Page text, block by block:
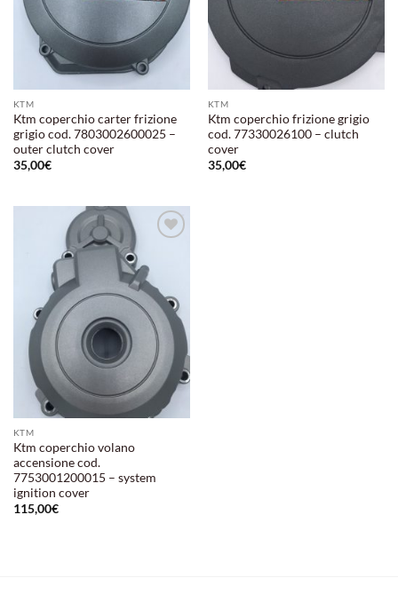
KTM
Ktm coperchio carter frizione
grigio cod. 7803002600025 –
outer clutch cover
35,00€
KTM
Ktm coperchio frizione grigio
cod. 77330026100 – clutch
cover
35,00€
alla lista
desideri
KTM
Ktm coperchio volano
accensione cod.
7753001200015 – system
ignition cover
115,00€